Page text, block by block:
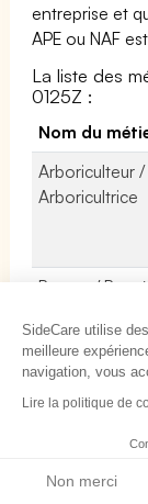
entreprise et
APE ou NAF
La liste des
0125Z :
Nom du
Arboriculteur /
Arboricultrice
Berger /
Eleveur /
SideCare utilise
meilleure
navigation, vous
Lire la politique de
Non merci